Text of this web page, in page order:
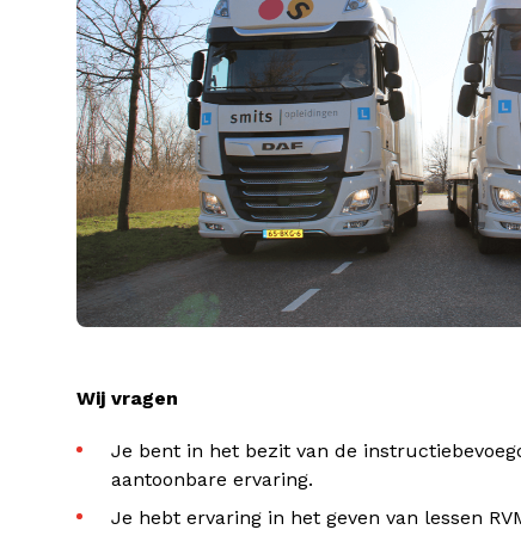
Wij vragen
Je bent in het bezit van de
aantoonbare ervaring.
Je hebt ervaring in het geven van lessen